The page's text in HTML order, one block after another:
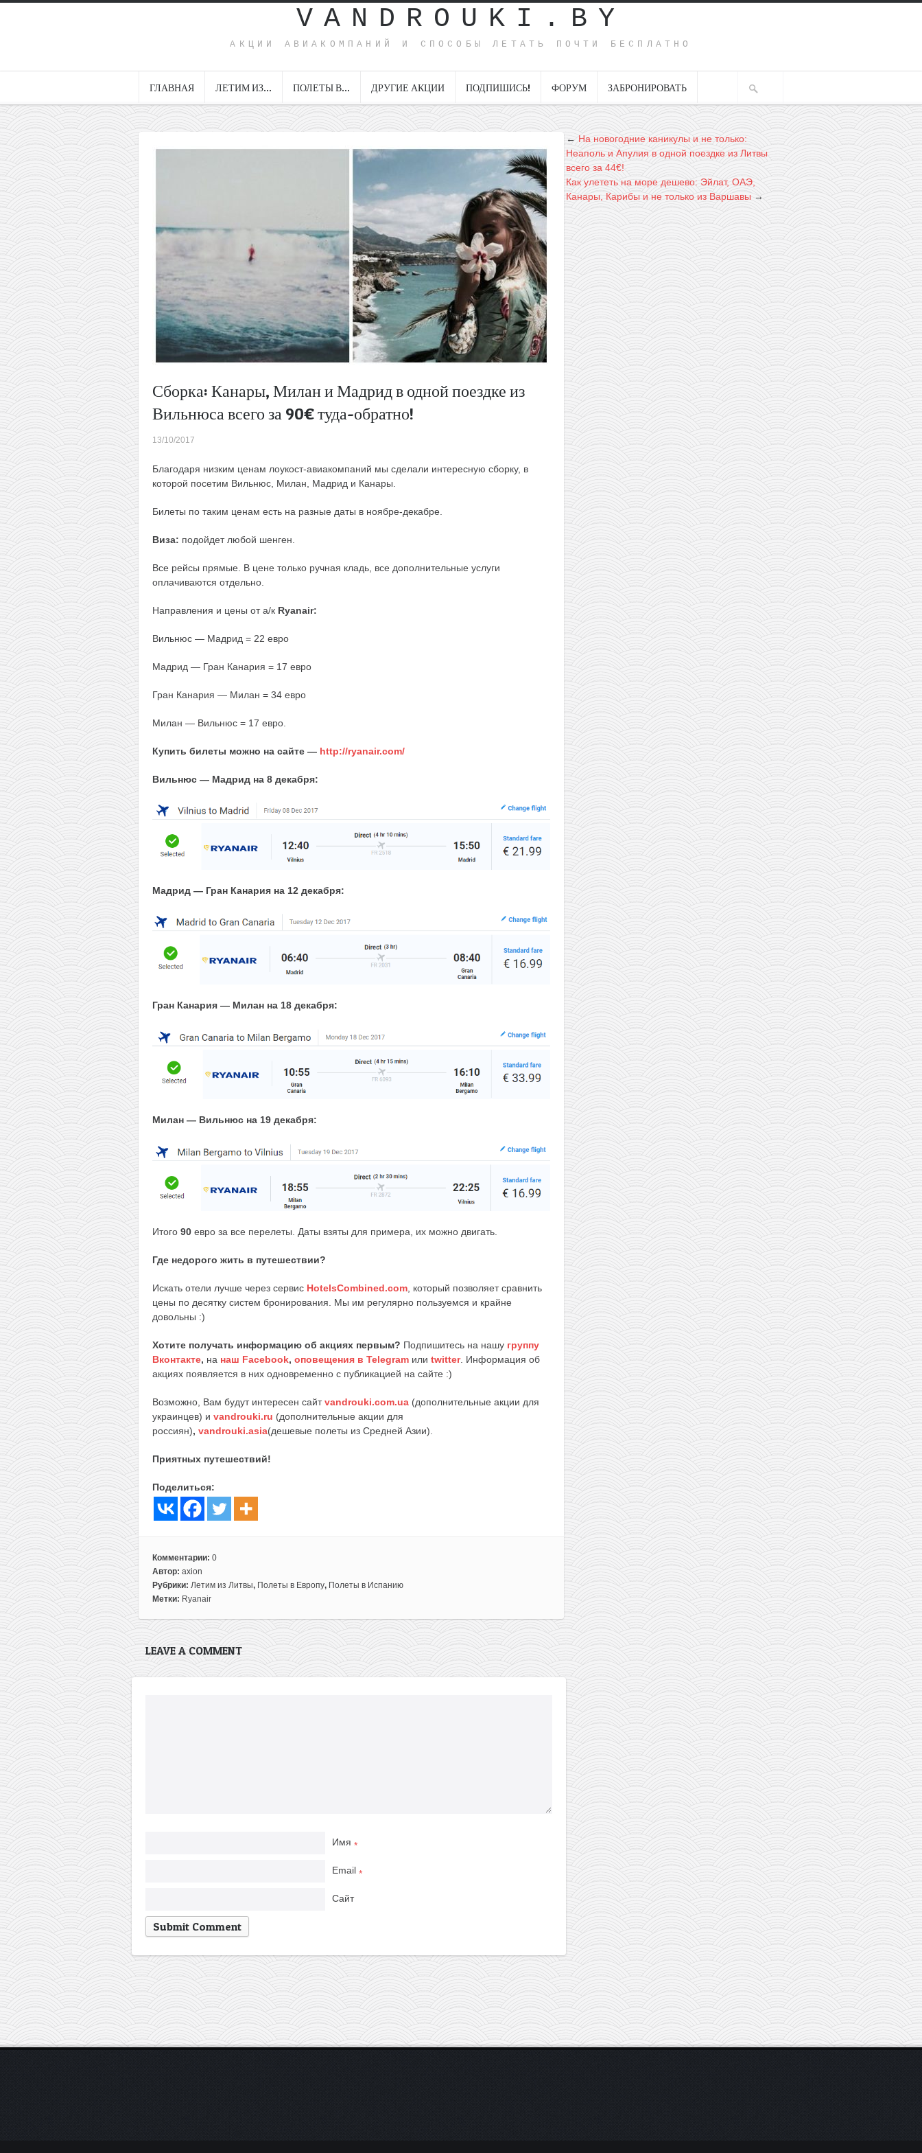
VANDROUKI.BY
АКЦИИ АВИАКОМПАНИЙ И СПОСОБЫ ЛЕТАТЬ ПОЧТИ БЕСПЛАТНО
ГЛАВНАЯ ЛЕТИМ ИЗ… ПОЛЕТЫ В… ДРУГИЕ АКЦИИ ПОДПИШИСЬ! ФОРУМ ЗАБРОНИРОВАТЬ
Сборка: Канары, Милан и Мадрид в одной поездке из
Вильнюса всего за 90€ туда-обратно!
13/10/2017
Благодаря низким ценам лоукост-авиакомпаний мы сделали интересную сборку, в
которой посетим Вильнюс, Милан, Мадрид и Канары.
Билеты по таким ценам есть на разные даты в ноябре-декабре.
Виза: подойдет любой шенген.
Все рейсы прямые. В цене только ручная кладь, все дополнительные услуги
оплачиваются отдельно.
Направления и цены от а/к Ryanair:
Вильнюс — Мадрид = 22 евро
Мадрид — Гран Канария = 17 евро
Гран Канария — Милан = 34 евро
Милан — Вильнюс = 17 евро.
Купить билеты можно на сайте — http://ryanair.com/
Вильнюс — Мадрид на 8 декабря:
Мадрид — Гран Канария на 12 декабря:
Гран Канария — Милан на 18 декабря:
Милан — Вильнюс на 19 декабря:
Итого 90 евро за все перелеты. Даты взяты для примера, их можно двигать.
Где недорого жить в путешествии?
Искать отели лучше через сервис HotelsCombined.com, который позволяет сравнить
цены по десятку систем бронирования. Мы им регулярно пользуемся и крайне
довольны :)
Хотите получать информацию об акциях первым? Подпишитесь на нашу группу
Вконтакте, на наш Facebook, оповещения в Telegram или twitter. Информация об
акциях появляется в них одновременно с публикацией на сайте :)
Возможно, Вам будут интересен сайтvandrouki.com.ua (дополнительные акции для
украинцев) и vandrouki.ru (дополнительные акции для
россиян), vandrouki.asia(дешевые полеты из Средней Азии).
Приятных путешествий!
Поделиться:
Комментарии: 0
Автор: axion
Рубрики: Летим из Литвы, Полеты в Европу, Полеты в Испанию
Метки: Ryanair
LEAVE A COMMENT
Имя *
Email *
Сайт
←На новогодние каникулы и не только:
Неаполь и Апулия в одной поездке из Литвы
всего за 44€!
Как улететь на море дешево: Эйлат, ОАЭ,
Канары, Карибы и не только из Варшавы →